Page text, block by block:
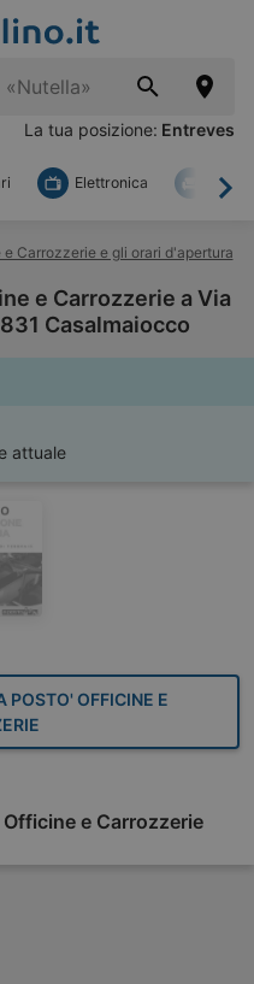
La tua posizione: Entreves
Elettronica Fai
Carrozzerie e gli orari d'apertura
e Carrozzerie a Via
Casalmaiocco
attuale
POSTO' OFFICINE E
e Carrozzerie